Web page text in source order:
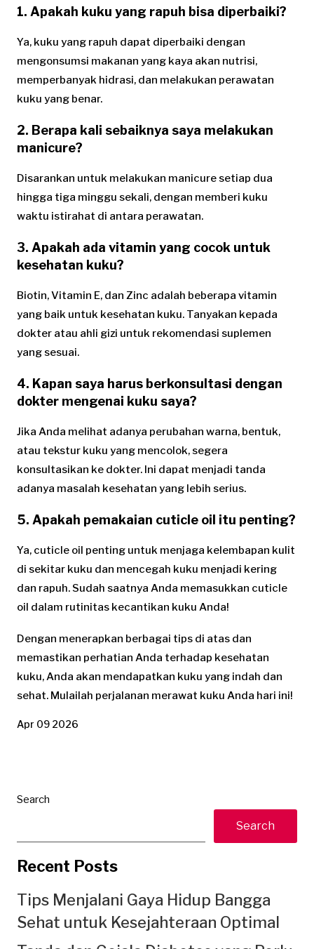
1. Apakah kuku yang rapuh bisa diperbaiki?
Ya, kuku yang rapuh dapat diperbaiki dengan
mengonsumsi makanan yang kaya akan nutrisi,
memperbanyak hidrasi, dan melakukan perawatan
kuku yang benar.
2. Berapa kali sebaiknya saya melakukan
manicure?
Disarankan untuk melakukan manicure setiap dua
hingga tiga minggu sekali, dengan memberi kuku
waktu istirahat di antara perawatan.
3. Apakah ada vitamin yang cocok untuk
kesehatan kuku?
Biotin, Vitamin E, dan Zinc adalah beberapa vitamin
yang baik untuk kesehatan kuku. Tanyakan kepada
dokter atau ahli gizi untuk rekomendasi suplemen
yang sesuai.
4. Kapan saya harus berkonsultasi dengan
dokter mengenai kuku saya?
Jika Anda melihat adanya perubahan warna, bentuk,
atau tekstur kuku yang mencolok, segera
konsultasikan ke dokter. Ini dapat menjadi tanda
adanya masalah kesehatan yang lebih serius.
5. Apakah pemakaian cuticle oil itu penting?
Ya, cuticle oil penting untuk menjaga kelembapan kulit
di sekitar kuku dan mencegah kuku menjadi kering
dan rapuh. Sudah saatnya Anda memasukkan cuticle
oil dalam rutinitas kecantikan kuku Anda!
Dengan menerapkan berbagai tips di atas dan
memastikan perhatian Anda terhadap kesehatan
kuku, Anda akan mendapatkan kuku yang indah dan
sehat. Mulailah perjalanan merawat kuku Anda hari ini!
Apr 09 2026
Search
Search
Recent Posts
Tips Menjalani Gaya Hidup Bangga
Sehat untuk Kesejahteraan Optimal